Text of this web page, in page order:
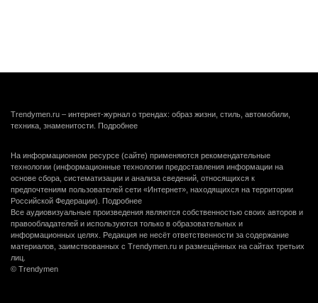
Trendymen.ru – интернет-журнал о трендах: образ жизни, стиль, автомобили,
техника, знаменитости. Подробнее
На информационном ресурсе (сайте) применяются рекомендательные
технологии (информационные технологии предоставления информации на
основе сбора, систематизации и анализа сведений, относящихся к
предпочтениям пользователей сети «Интернет», находящихся на территории
Российской Федерации). Подробнее
Все аудиовизуальные произведения являются собственностью своих авторов и
правообладателей и используются только в образовательных и
информационных целях. Редакция не несёт ответственности за содержание
материалов, заимствованных с Trendymen.ru и размещённых на сайтах третьих
лиц.
© Trendymen